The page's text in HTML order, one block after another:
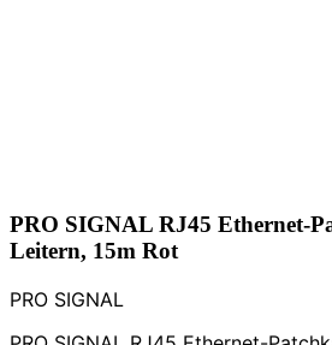
PRO SIGNAL RJ45 Ethernet-
Leitern, 15m Rot
PRO SIGNAL